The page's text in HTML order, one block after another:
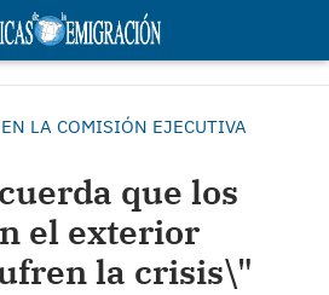
LA COMISIÓN EJECUTIVA
que los
el exterior
la crisis\"